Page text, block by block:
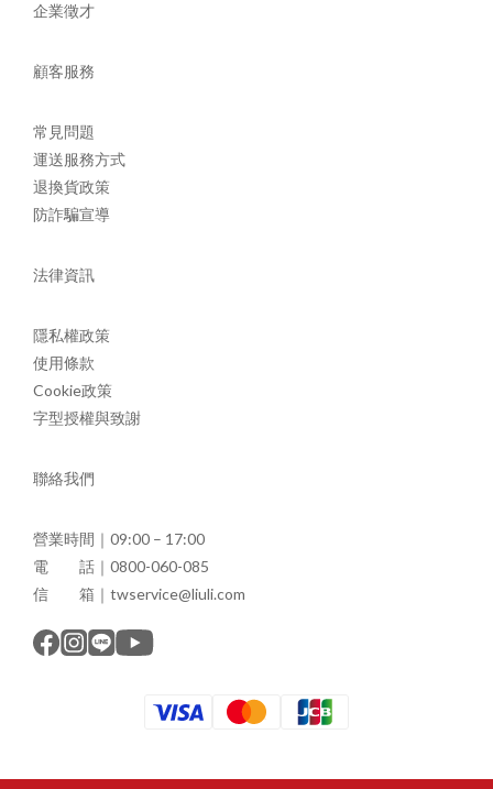
企業徵才
顧客服務
常見問題
運送服務方式
退換貨政策
防詐騙宣導
法律資訊
隱私權政策
使用條款
Cookie政策
字型授權與致謝
聯絡我們
營業時間｜09:00 – 17:00
電 話｜0800-060-085
信 箱｜twservice@liuli.com